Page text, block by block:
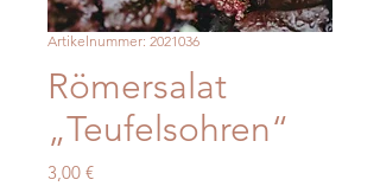
Artikelnummer: 2021036
Römersalat
„Teufelsohren“
3,00 €Preis